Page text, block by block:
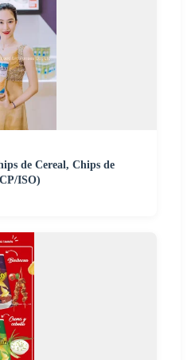
de Cereal, Chips de
ISO)